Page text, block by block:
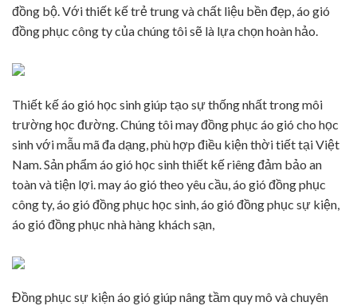
đồng bộ. Với thiết kế trẻ trung và chất liệu bền đẹp, áo gió
đồng phục công ty của chúng tôi sẽ là lựa chọn hoàn hảo.
Thiết kế áo gió học sinh giúp tạo sự thống nhất trong môi
trường học đường. Chúng tôi may đồng phục áo gió cho học
sinh với mẫu mã đa dạng, phù hợp điều kiện thời tiết tại Việt
Nam. Sản phẩm áo gió học sinh thiết kế riêng đảm bảo an
toàn và tiện lợi. may áo gió theo yêu cầu, áo gió đồng phục
công ty, áo gió đồng phục học sinh, áo gió đồng phục sự kiện,
áo gió đồng phục nhà hàng khách sạn,
Đồng phục sự kiện áo gió giúp nâng tầm quy mô và chuyên